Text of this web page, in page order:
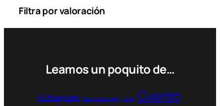
Filtra por valoración
Leamos un poquito de…
Autoayuda Bibliotecología Cine Cuento